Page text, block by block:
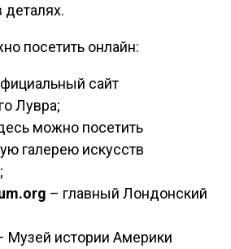
деталях.
посетить онлайн:
сайт
Лувра;
можно посетить
галерею искусств
– главный Лондонский
Музей истории Америки